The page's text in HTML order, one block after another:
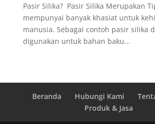
Pasir Silika? Pasir Silika Merupakan
mempunyai banyak khasiat untuk
manusia. Sebagai contoh pasir silika
digunakan untuk bahan baku...
Beranda Hubungi Kami
Produk & Jasa